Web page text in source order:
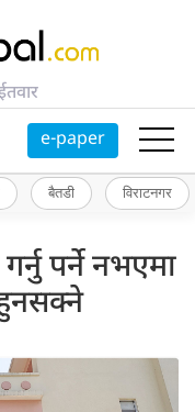
e-paper
बैतडी विराटनगर
पर्ने नभएमा